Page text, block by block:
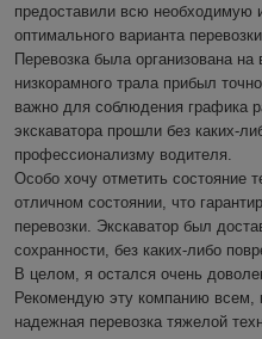
предоставили всю
оптимального варианта перевозки.
Перевозка была организована
низкорамного трала прибыл
важно для соблюдения графика
экскаватора прошли без каких-
профессионализму водителя.
Особо хочу отметить состояние
отличном состоянии, что
перевозки. Экскаватор был
сохранности, без каких-либо
В целом, я остался очень
Рекомендую эту компанию всем,
надежная перевозка тяжелой